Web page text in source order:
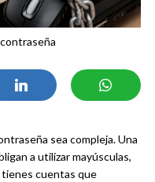
sea compleja. Una
a utilizar mayúsculas,
tienes cuentas que